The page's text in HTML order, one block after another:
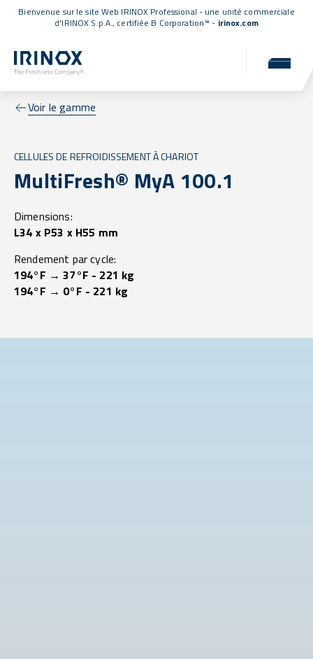
Bienvenue sur le site Web IRINOX Professional - une unité commerciale
d'IRINOX S.p.A., certifiée B Corporation™ - irinox.com
Voir le gamme
CELLULES DE REFROIDISSEMENT À CHARIOT
MultiFresh® MyA 100.1
Dimensions:
L34 x P53 x H55 mm
Rendement par cycle:
194°F → 37°F - 221 kg
194°F → 0°F - 221 kg